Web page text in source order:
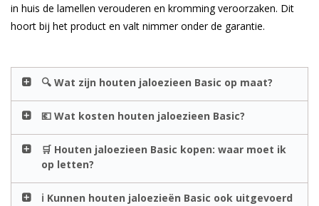
in huis de lamellen verouderen en kromming veroorzaken. Dit
hoort bij het product en valt nimmer onder de garantie.
🔍 Wat zijn houten jaloezieen Basic op maat?
💶 Wat kosten houten jaloezieen Basic?
🛒 Houten jaloezieen Basic kopen: waar moet ik
op letten?
ℹ️ Kunnen houten jaloezieën Basic ook uitgevoerd